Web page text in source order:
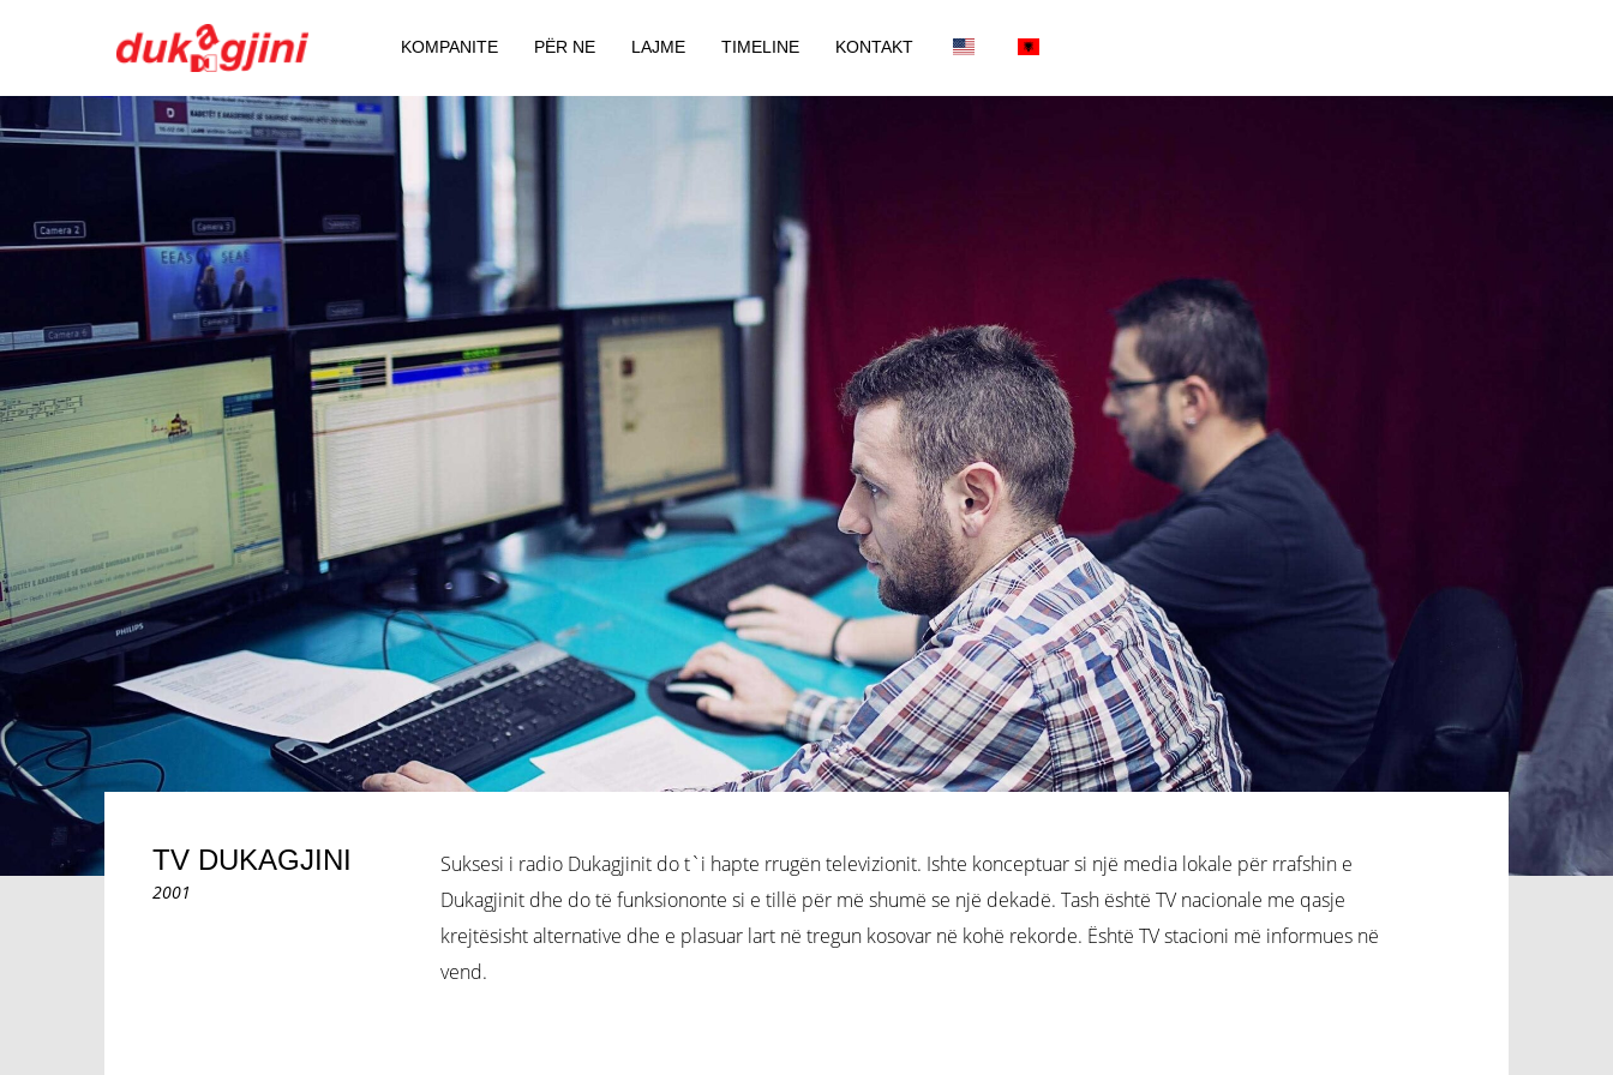
KOMPANITE PËR NE LAJME TIMELINE KONTAKT
TV DUKAGJINI
2001
Suksesi i radio Dukagjinit do t`i hapte rrugën televizionit. Ishte konceptuar si një media lokale për rrafshin e
Dukagjinit dhe do të funksiononte si e tillë për më shumë se një dekadë. Tash është TV nacionale me qasje
krejtësisht alternative dhe e plasuar lart në tregun kosovar në kohë rekorde. Është TV stacioni më informues në
vend.